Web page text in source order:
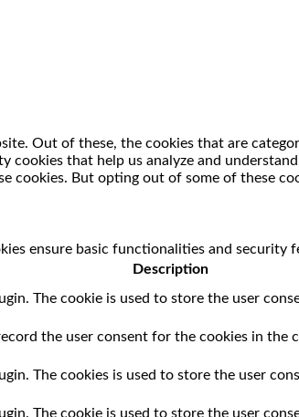
Out of these, the cookies that are
that help us analyze and
But opting out of some of these
ensure basic functionalities and security
Description
The cookie is used to store the user
the user consent for the cookies in the
The cookies is used to store the user
The cookie is used to store the user